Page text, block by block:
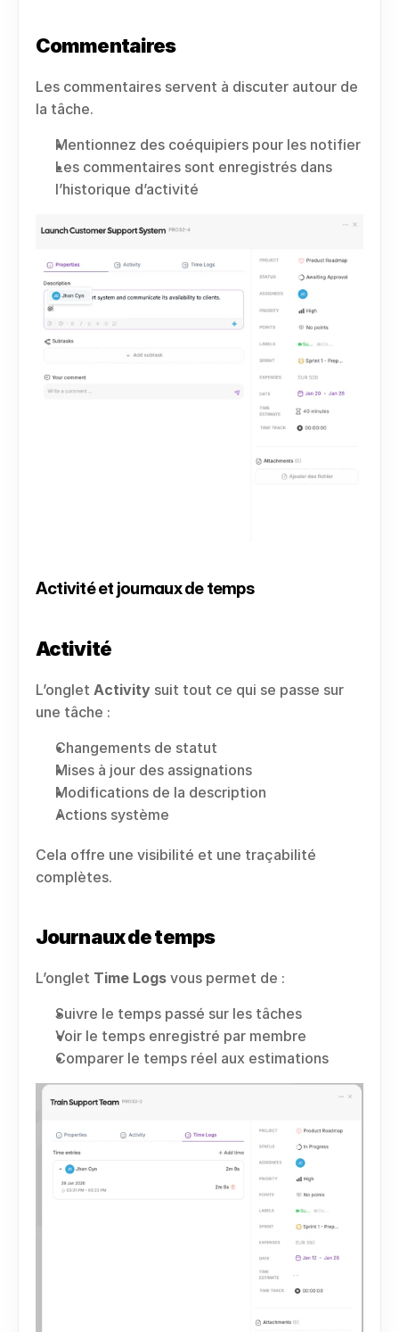
Commentaires
Les commentaires servent à discuter autour de
la tâche.
Mentionnez des coéquipiers pour les notifier
Les commentaires sont enregistrés dans
l’historique d’activité
Activité et journaux de temps
Activité
L’onglet Activity suit tout ce qui se passe sur
une tâche :
Changements de statut
Mises à jour des assignations
Modifications de la description
Actions système
Cela offre une visibilité et une traçabilité
complètes.
Journaux de temps
L’onglet Time Logs vous permet de :
Suivre le temps passé sur les tâches
Voir le temps enregistré par membre
Comparer le temps réel aux estimations